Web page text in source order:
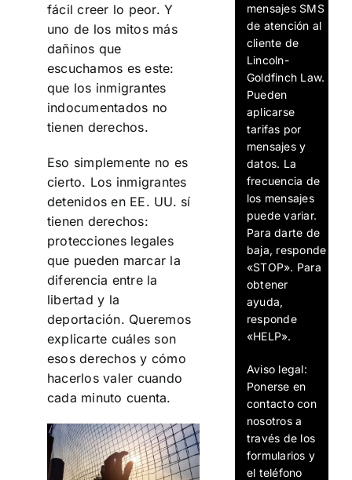
fácil creer lo peor. Y
uno de los mitos más
dañinos que
escuchamos es este:
que los inmigrantes
indocumentados no
tienen derechos.
Eso simplemente no es
cierto. Los inmigrantes
detenidos en EE. UU. sí
tienen derechos:
protecciones legales
que pueden marcar la
diferencia entre la
libertad y la
deportación. Queremos
explicarte cuáles son
esos derechos y cómo
hacerlos valer cuando
cada minuto cuenta.
mensajes SMS
de atención al
cliente de
Lincoln-
Goldfinch Law.
Pueden
aplicarse
tarifas por
mensajes y
datos. La
frecuencia de
los mensajes
puede variar.
Para darte de
baja, responde
«STOP». Para
obtener
ayuda,
responde
«HELP».
Aviso legal:
Ponerse en
contacto con
nosotros a
través de los
formularios y
el teléfono